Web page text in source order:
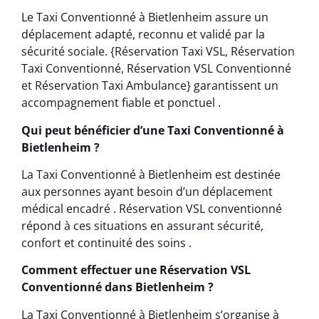
Le Taxi Conventionné à Bietlenheim assure un
déplacement adapté, reconnu et validé par la
sécurité sociale. {Réservation Taxi VSL, Réservation
Taxi Conventionné, Réservation VSL Conventionné
et Réservation Taxi Ambulance} garantissent un
accompagnement fiable et ponctuel .
Qui peut bénéficier d’une Taxi Conventionné à
Bietlenheim ?
La Taxi Conventionné à Bietlenheim est destinée
aux personnes ayant besoin d’un déplacement
médical encadré . Réservation VSL conventionné
répond à ces situations en assurant sécurité,
confort et continuité des soins .
Comment effectuer une Réservation VSL
Conventionné dans Bietlenheim ?
La Taxi Conventionné à Bietlenheim s’organise à